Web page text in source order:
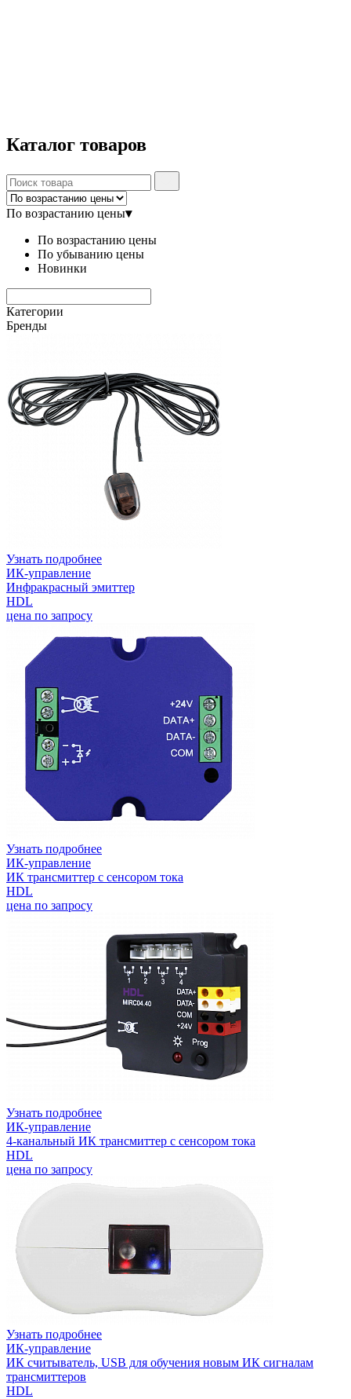
Каталог товаров
По возрастанию цены▾
По возрастанию цены
По убыванию цены
Новинки
Категории
Бренды
Узнать подробнее
ИК-управление
Инфракрасный эмиттер
HDL
цена по запросу
Узнать подробнее
ИК-управление
ИК трансмиттер с сенсором тока
HDL
цена по запросу
Узнать подробнее
ИК-управление
4-канальный ИК трансмиттер с сенсором тока
HDL
цена по запросу
Узнать подробнее
ИК-управление
ИК считыватель, USB для обучения новым ИК сигналам
трансмиттеров
HDL